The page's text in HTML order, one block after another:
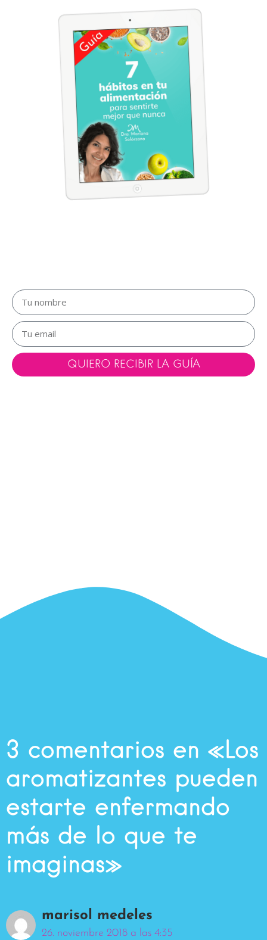
QUIERO RECIBIR LA GUÍA
3 comentarios en «Los
aromatizantes pueden
estarte enfermando
más de lo que te
imaginas»
marisol medeles
26. noviembre 2018 a las 4:35